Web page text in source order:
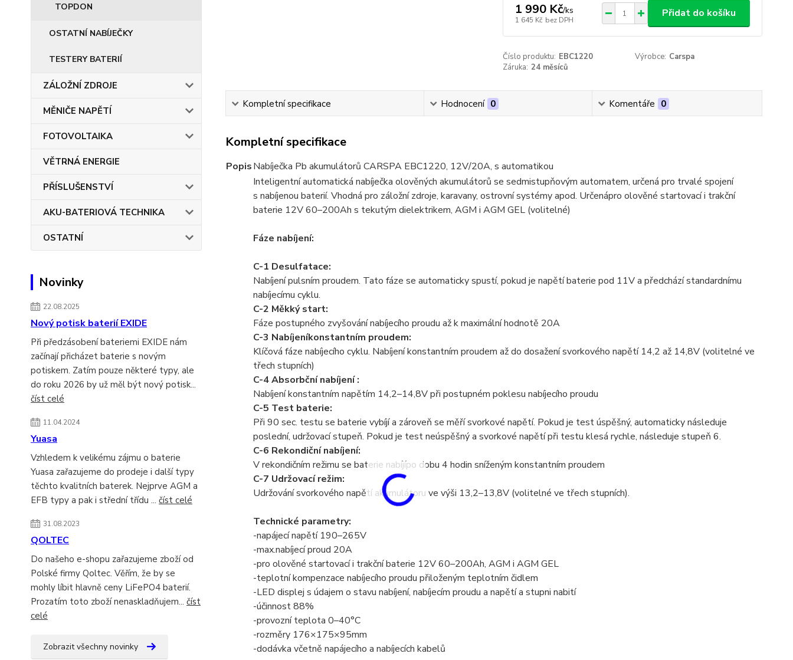
TOPDON
OSTATNÍ NABÍJEČKY
TESTERY BATERIÍ
ZÁLOŽNÍ ZDROJE
MĚNIČE NAPĚTÍ
FOTOVOLTAIKA
VĚTRNÁ ENERGIE
PŘÍSLUŠENSTVÍ
AKU-BATERIOVÁ TECHNIKA
OSTATNÍ
Novinky
22.08.2025
Nový potisk baterií EXIDE
Při předzásobení bateriemi EXIDE nám
začínají přicházet baterie s novým
potiskem. Zatím pouze některé typy, ale
do roku 2026 by už měl být nový potisk...
číst celé
11.04.2024
Yuasa
Vzhledem k velikému zájmu o baterie
Yuasa zařazujeme do prodeje i další typy
těchto kvalitních baterek. Nejprve AGM a
EFB typy a pak i střední třídu ... číst celé
31.08.2023
QOLTEC
Do našeho e-shopu zařazujeme zboží od
Polské firmy Qoltec. Věřím, že by se
mohly líbit hlavně ceny LiFePO4 baterií.
Prozatím toto zboží nenaskladňujem... číst
celé
Zobrazit všechny novinky
1 990 Kč/ks
1 645 Kč bez DPH
Přidat do košíku
Číslo produktu: EBC1220 Výrobce: Carspa
Záruka: 24 měsíců
Kompletní specifikace Hodnocení 0 Komentáře 0
Kompletní specifikace
PopisNabíječka Pb akumulátorů CARSPA EBC1220, 12V/20A, s automatikou
Inteligentní automatická nabíječka olověných akumulátorů se sedmistupňovým automatem, určená pro trvalé spojení
s nabíjenou baterií. Vhodná pro záložní zdroje, karavany, ostrovní systémy apod. Určenápro olověné startovací i trakční
baterie 12V 60–200Ah s tekutým dielektrikem, AGM i AGM GEL (volitelné)
Fáze nabíjení:
C-1 Desulfatace:
Nabíjení pulsním proudem. Tato fáze se automaticky spustí, pokud je napětí baterie pod 11V a předchází standardnímu
nabíjecímu cyklu.
C-2 Měkký start:
Fáze postupného zvyšování nabíjecího proudu až k maximální hodnotě 20A
C-3 Nabíjeníkon­stantním proudem:
Klíčová fáze nabíjecího cyklu. Nabíjení konstantním proudem až do dosažení svorkového napětí 14,2 až 14,8V (volitelné ve
třech stupních)
C-4 Absorbční nabíjení :
Nabíjení konstantním napětím 14,2–14,8V při postupném poklesu nabíjecího proudu
C-5 Test baterie:
Při 90 sec. testu se baterie vybíjí a zároveň se měří svorkové napětí. Pokud je test úspěšný, automaticky následuje
poslední, udržovací stupeň. Pokud je test neúspěšný a svorkové napětí při testu klesá rychle, následuje stupeň 6.
C-6 Rekondiční nabíjení:
V rekondičním režimu se baterie nabíjípo dobu 4 hodin sníženým konstantním proudem
C-7 Udržovací režim:
Udržování svorkového napětí akumulátoru ve výši 13,2–13,8V (volitelné ve třech stupních).
Technické parametry:
-napájecí napětí 190–265V
-max.nabíjecí proud 20A
-pro olověné startovací i trakční baterie 12V 60–200Ah, AGM i AGM GEL
-teplotní kompenzace nabíjecího proudu přiloženým teplotním čidlem
-LED displej s údajem o stavu nabíjení, nabíjecím proudu a napětí a stupni nabití
-účinnost 88%
-provozní teplota 0–40°C
-rozměry 176×175×95mm
-dodávka včetně napájecího a nabíjecích kabelů